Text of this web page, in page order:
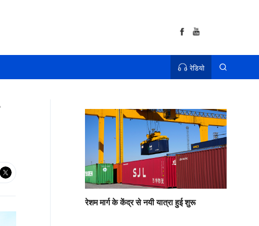
रेडियो
रेशम मार्ग के केंद्र से नयी यात्रा हुई शुरू